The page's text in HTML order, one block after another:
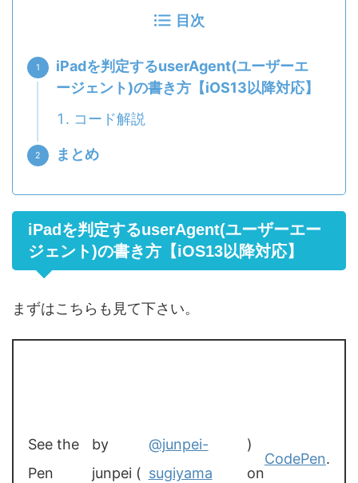
目次
iPadを判定するuserAgent(ユーザーエ
ージェント)の書き方【iOS13以降対応】
コード解説
まとめ
iPadを判定するuserAgent(ユーザーエー
ジェント)の書き方【iOS13以降対応】
まずはこちらも見て下さい。
See the
Pen
by
junpei (
@junpei-
sugiyama
)
on
CodePen.